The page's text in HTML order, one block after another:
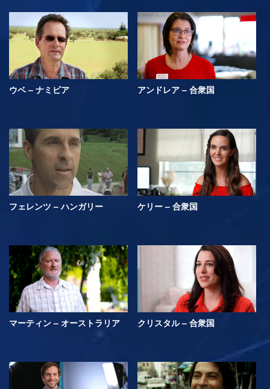
ウベ – ナミビア アンドレア – 合衆国
フェレンツ – ハンガリー ケリー – 合衆国
マーティン – オーストラリア クリスタル – 合衆国